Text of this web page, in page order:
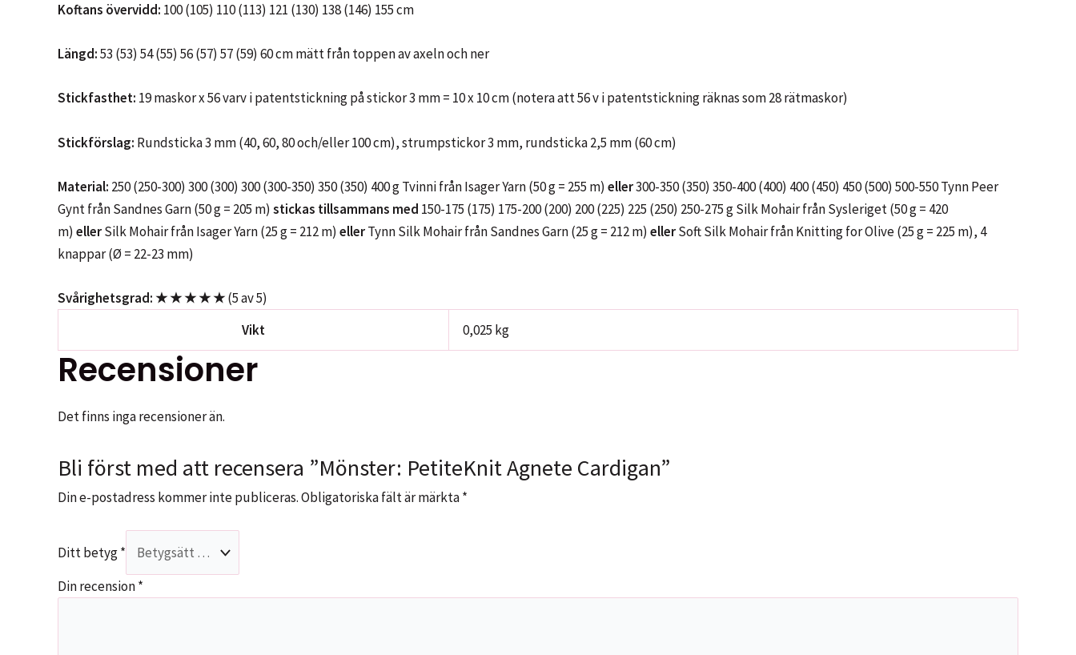
Koftans övervidd: 100 (105) 110 (113) 121 (130) 138 (146) 155 cm
Längd:53 (53) 54 (55) 56 (57) 57 (59) 60 cm mätt från toppen av axeln och ner
Stickfasthet: 19 maskor x 56 varv i patentstickning på stickor 3 mm = 10 x 10 cm (notera att 56 v i patentstickning räknas som 28 rätmaskor)
Stickförslag: Rundsticka 3 mm (40, 60, 80 och/eller 100 cm), strumpstickor 3 mm, rundsticka 2,5 mm (60 cm)
Material: 250 (250-300) 300 (300) 300 (300-350) 350 (350) 400 g Tvinni från Isager Yarn (50 g = 255 m) eller300-350 (350) 350-400 (400) 400 (450) 450 (500) 500-550 Tynn Peer
Gynt från Sandnes Garn (50 g = 205 m) stickas tillsammans med 150-175 (175) 175-200 (200) 200 (225) 225 (250) 250-275 g Silk Mohair från Sysleriget (50 g = 420
m) ellerSilk Mohair från Isager Yarn (25 g = 212 m) ellerTynn Silk Mohair från Sandnes Garn (25 g = 212 m) ellerSoft Silk Mohair från Knitting for Olive (25 g = 225 m), 4
knappar (Ø = 22-23 mm)
Svårighetsgrad: ★ ★ ★ ★ ★(5 av 5)
Vikt
0,025 kg
Recensioner
Det finns inga recensioner än.
Bli först med att recensera ”Mönster: PetiteKnit Agnete Cardigan”
Din e-postadress kommer inte publiceras.Obligatoriska fält är märkta*
Ditt betyg*
Din recension*